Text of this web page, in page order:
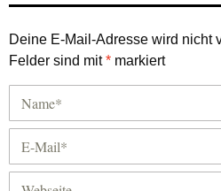
Deine E-Mail-Adresse wird nicht
Felder sind mit* markiert